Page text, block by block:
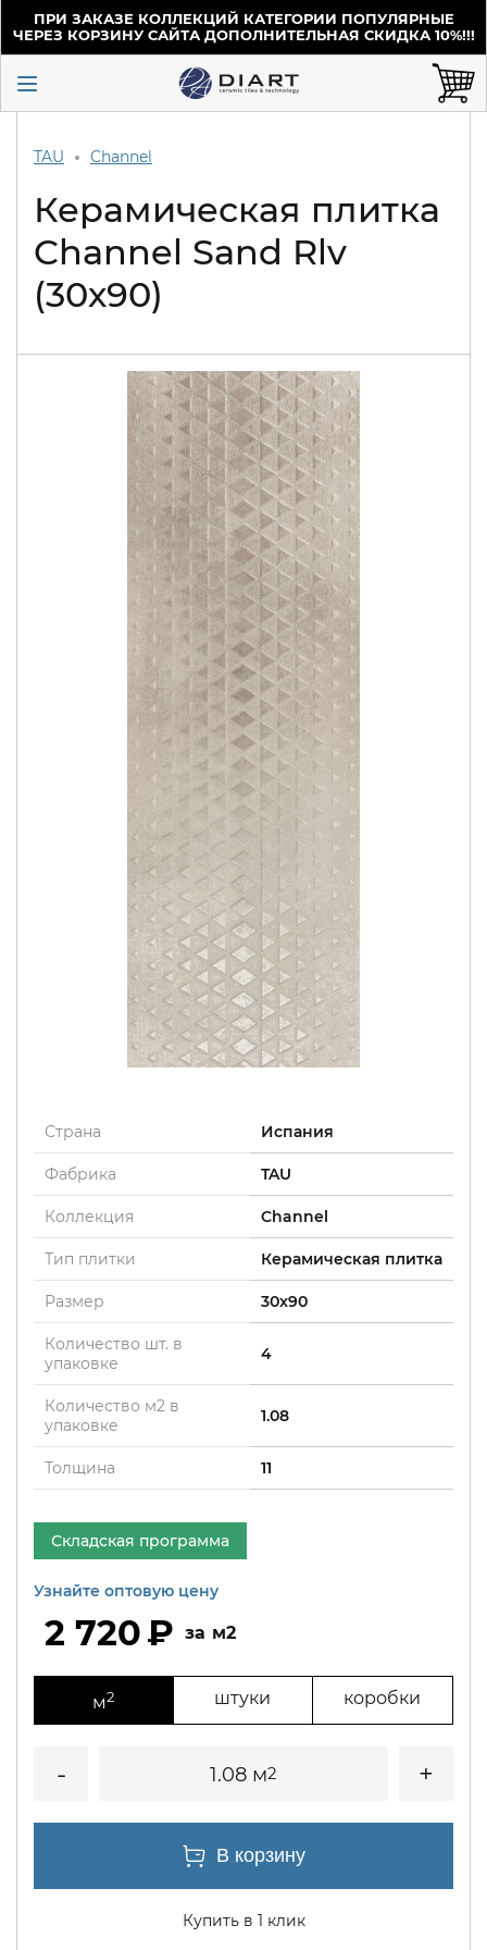
ПРИ ЗАКАЗЕ КОЛЛЕКЦИЙ КАТЕГОРИИ ПОПУЛЯРНЫЕ
ЧЕРЕЗ КОРЗИНУ САЙТА ДОПОЛНИТЕЛЬНАЯ СКИДКА 10%!!!
TAU Channel
Керамическая плитка
Channel Sand Rlv
(30х90)
Страна Испания
Фабрика TAU
Коллекция Channel
Тип плитки Керамическая плитка
Размер 30x90
Количество шт. в
упаковке
4
Количество м2 в
упаковке
1.08
Толщина 11
Складская программа
Узнайте оптовую цену
2 720 м2
м2 штуки коробки
1.08 м2
Купить в 1 клик